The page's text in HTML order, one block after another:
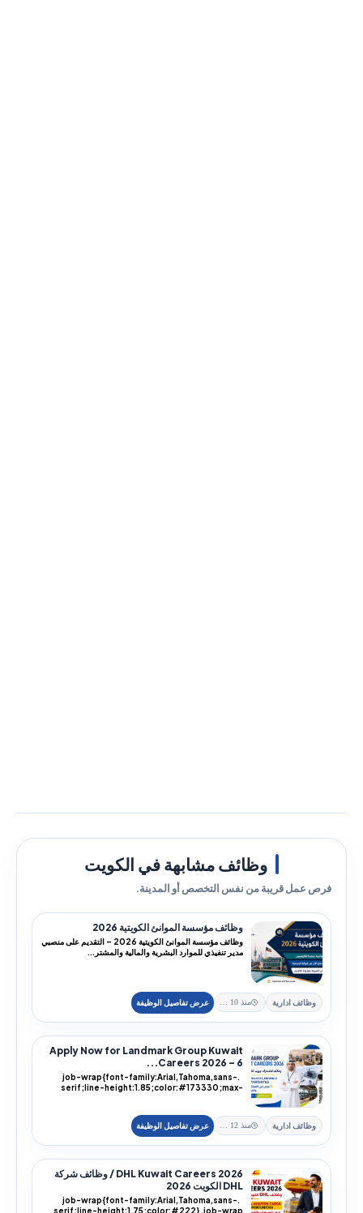
وظائف مشابهة في الكويت
فرص عمل قريبة من نفس التخصص أو المدينة.
وظائف مؤسسة الموانئ الكويتية 2026
وظائف مؤسسة الموانئ الكويتية 2026 – التقديم على منصبي
مدير تنفيذي للموارد البشرية والمالية والمشتر...
وظائف ادارية منذ 10 يوم
Apply Now for Landmark Group Kuwait
Careers 2026 – 6...
.job-wrap{font-family:Arial,Tahoma,sans-
serif;line-height:1.85;color:#173330;max-
وظائف ادارية منذ 12 يوم
DHL Kuwait Careers 2026 / وظائف شركة
DHL الكويت 2026
.job-wrap{font-family:Arial,Tahoma,sans-
serif;line-height:1.75;color:#222} .job-wrap